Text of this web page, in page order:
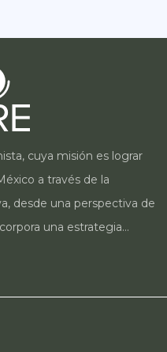
cuya misión es lograr
a través de la
desde una perspectiva de
una estrategia
en legislación y
sobre el
en México.